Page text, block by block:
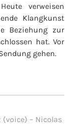
verweisen
Klangkunst
Beziehung zur
hat. Vor
gehen.
– Nicolas